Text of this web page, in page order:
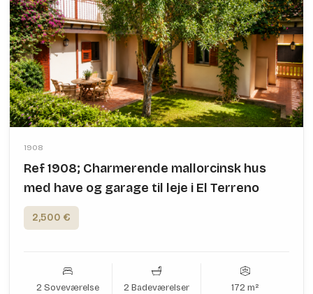
1908
Ref 1908; Charmerende mallorcinsk hus
med have og garage til leje i El Terreno
2,500 €
2 Soveværelse 2 Badeværelser 172 m²